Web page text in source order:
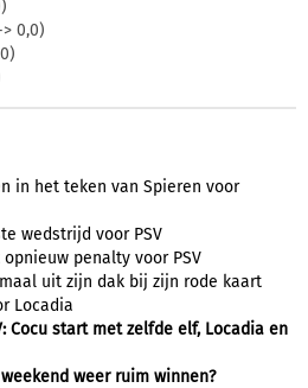
0,0)
in het teken van Spieren voor
wedstrijd voor PSV
penalty voor PSV
uit zijn dak bij zijn rode kaart
Locadia
Cocu start met zelfde elf, Locadia en
weer ruim winnen?